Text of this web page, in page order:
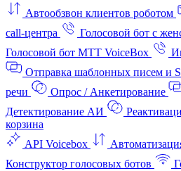
Автообзвон клиентов роботом
call-центра
Голосовой бот с
Голосовой бот МТТ VoiceBox
Отправка шаблонных писем и
речи
Опрос / Анкетирование
Детектирование АИ
корзина
API Voicebox
Конструктор голосовых ботов